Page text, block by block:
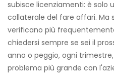
subisce licenziamenti: è
collaterale del fare affari. Ma
verificano più
chiedersi sempre se sei il
anno o peggio, ogni
problema più grande con